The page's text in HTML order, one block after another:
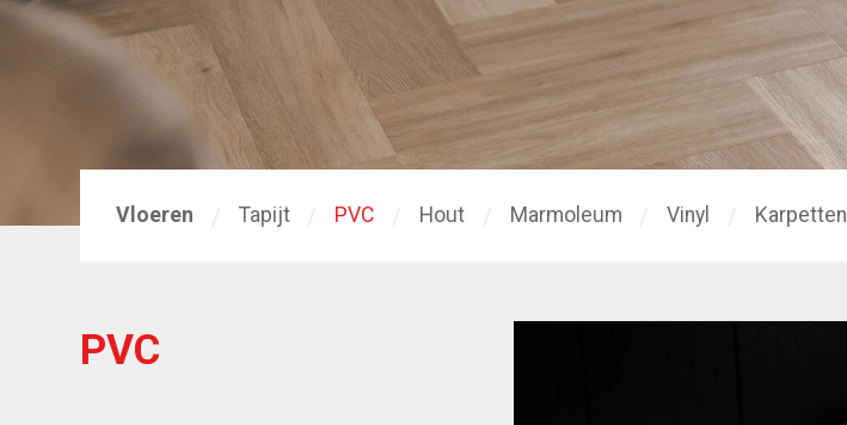
Vloeren Tapijt PVC Hout Marmoleum Vinyl Karpetten
PVC